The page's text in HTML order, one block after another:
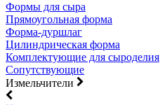
Формы для сыра
Прямоугольная форма
Форма-дуршлаг
Цилиндрическая форма
Комплектующие для сыроделия
Сопутствующие
Измельчители